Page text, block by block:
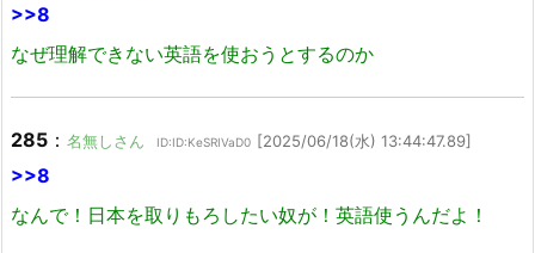
>>8
なぜ理解できない英語を使おうとするのか
285 ： 名無しさん ID:ID:KeSRIVaD0 [2025/06/18(水) 13:44:47.89]
>>8
なんで！日本を取りもろしたい奴が！英語使うんだよ！